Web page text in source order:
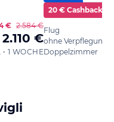
€ 2.584 €
2.110 €
• 1 WOCHE
20 € Cashback
Flug
ohne Verpflegung
Doppelzimmer